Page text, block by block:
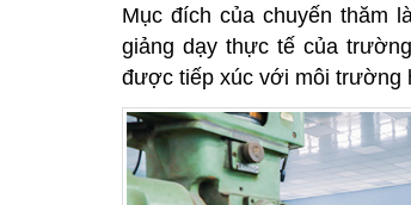
Mục đích của chuyến thăm
giảng dạy thực tế của
được tiếp xúc với môi trường